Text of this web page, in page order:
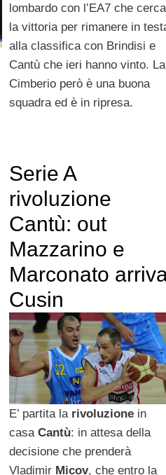
lombardo con l’EA7 che cerca
la vittoria per rimanere in
alla classifica con Brindisi e
Cantù che ieri hanno vinto. La
Cimberio però è una buona
squadra ed è in ripresa.
Serie A
rivoluzione
Cantù: out
Mazzarino e
Marconato
Cusin
E’ partita la rivoluzionein
casa Cantù: in attesa della
decisione che prenderà
Vladimir Micov, che entro la